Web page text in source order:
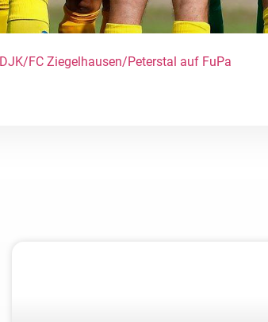
DJK/FC Ziegelhausen/Peterstal auf FuPa